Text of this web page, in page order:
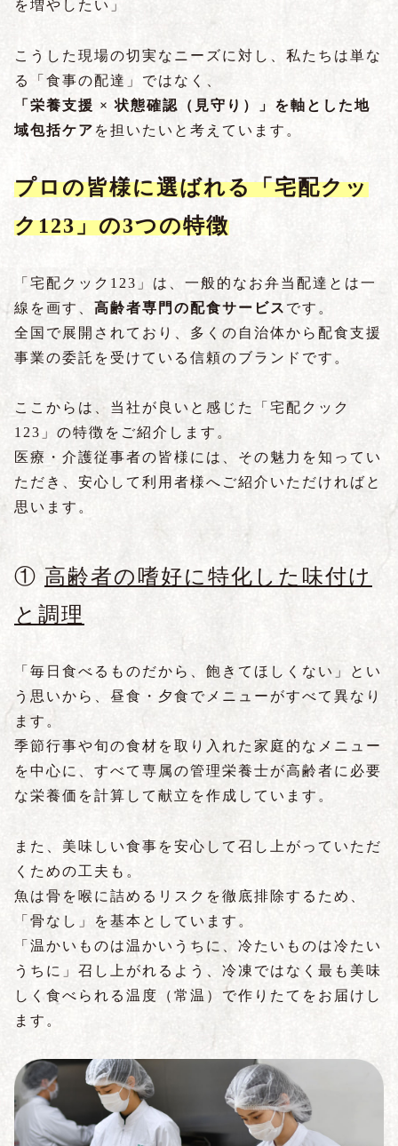
を増やしたい」
こうした現場の切実なニーズに対し、私たちは単な
る「食事の配達」ではなく、
「栄養支援 × 状態確認（見守り）」を軸とした地
域包括ケア を担いたいと考えています。
プロの皆様に選ばれる「宅配クッ
ク123」の3つの特徴
「宅配クック123」は、一般的なお弁当配達とは一
線を画す、 高齢者専門 の配食サービス です。
全国で展開されており、多くの自治体から配食支援
事業の委託を受けている信頼のブランドです。
ここからは、当社が良いと感じた「宅配クック
123」の特徴をご紹介します。
医療・介護従事者の皆様には、その魅力を知ってい
ただき、安心して利用者様へご紹介いただければと
思います。
① 高齢者の嗜好に特化した味付け
と調理
「毎日食べるものだから、飽きてほしくない」とい
う思いから、昼食・夕食でメニューがすべて異なり
ます。
季節行事や旬の食材を取り入れた家庭的なメニュー
を中心に、すべて専属の管理栄養士が高齢者に必要
な栄養価を計算して献立を作成しています。
また、美味しい食事を安心して召し上がっていただ
くための工夫も。
魚は骨を喉に詰めるリスクを徹底排除するため、
「骨なし」を基本としています。
「温かいものは温かいうちに、冷たいものは冷たい
うちに」召し上がれるよう、冷凍ではなく最も美味
しく食べられる温度（常温）で作りたてをお届けし
ます。